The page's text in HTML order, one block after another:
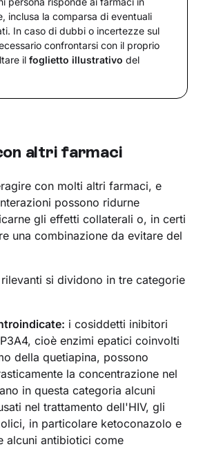
inclusa la comparsa di eventuali
In caso di dubbi o incertezze sul
confrontarsi con il proprio
ilfoglietto illustrativo del
altri farmaci
con molti altri farmaci, e
possono ridurne
gli effetti collaterali o, in certi
una combinazione da evitare del
si dividono in tre categorie
i cosiddetti inibitori
cioè enzimi epatici coinvolti
della quetiapina, possono
la concentrazione nel
in questa categoria alcuni
nel trattamento dell'HIV, gli
in particolare ketoconazolo e
alcuni antibiotici come